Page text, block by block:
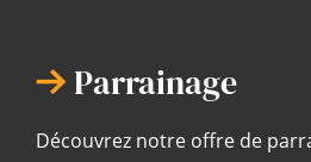
Parrainage
Découvrez notre offre de